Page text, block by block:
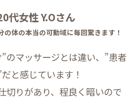
代女性 Y.Oさん
の体の本当の可動域に毎回驚きます！
のマッサージとは違い、”患者
と感じています！
切りがあり、程良く暗いので